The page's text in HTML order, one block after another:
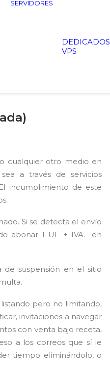
SERVIDORES
DEDICADOS
VPS
cualquier otro medio en
a través de servicios
incumplimiento de este
Si se detecta el envío
abonar 1 UF + IVA.- en
de suspensión en el sitio
pero no limitando,
invitaciones a navegar
con venta bajo receta,
a los correos que sí le
tiempo eliminándolo, o